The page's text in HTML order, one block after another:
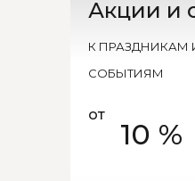
Акции и
К ПРАЗДНИКАМ
СОБЫТИЯМ
от
10 %